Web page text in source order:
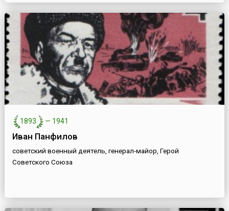
1893 — 1941
Иван Панфилов
советский военный деятель, генерал-майор, Герой
Советского Союза